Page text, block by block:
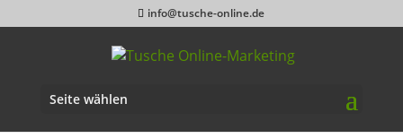
info@tusche-online.de
Seite wählen